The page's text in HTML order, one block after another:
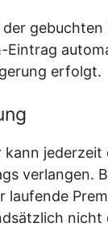
Eintrag
erfolgt.
kann jederzeit
verlangen.
laufende
nicht